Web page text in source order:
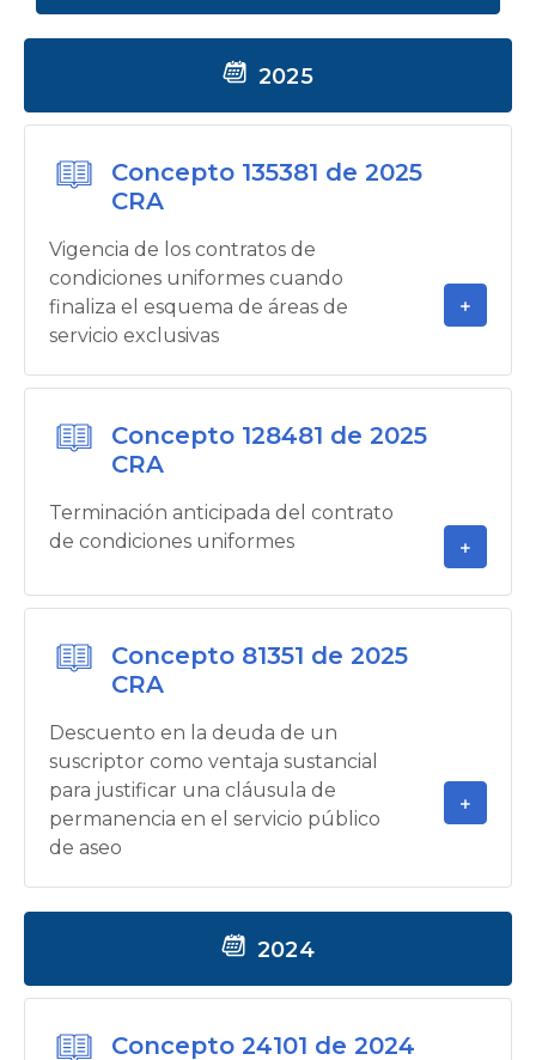
2025
Concepto 135381 de 2025
CRA
Vigencia de los contratos de
condiciones uniformes cuando
finaliza el esquema de áreas de
servicio exclusivas
Concepto 128481 de 2025
CRA
Terminación anticipada del contrato
de condiciones uniformes
Concepto 81351 de 2025
CRA
Descuento en la deuda de un
suscriptor como ventaja sustancial
para justificar una cláusula de
permanencia en el servicio público
de aseo
2024
Concepto 24101 de 2024